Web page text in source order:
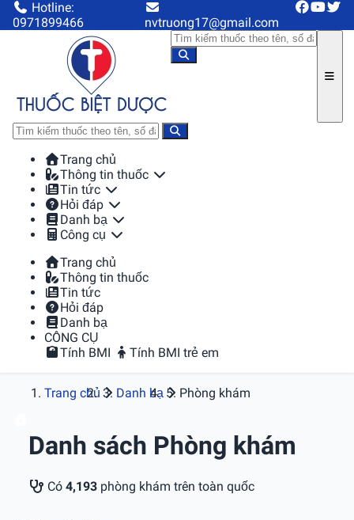
Hotline:
0971899466
nvtruong17@gmail.com
Trang chủ
Thông tin thuốc
Tin tức
Hỏi đáp
Danh bạ
Công cụ
Trang chủ
Thông tin thuốc
Tin tức
Hỏi đáp
Danh bạ
CÔNG CỤ
Tính BMI
Tính BMI trẻ em
Trang chủ Danh bạ Phòng khám
Danh sách Phòng khám
Có 4,193 phòng khám trên toàn quốc